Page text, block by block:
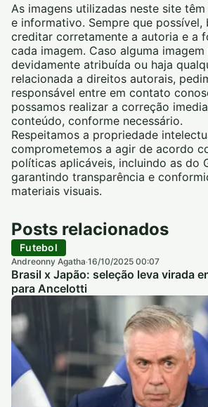
As imagens utilizadas neste site
e informativo. Sempre que possível,
creditar corretamente a autoria e a
cada imagem. Caso alguma imagem
devidamente atribuída ou haja
relacionada a direitos autorais,
responsável entre em contato
possamos realizar a correção
conteúdo, conforme necessário.
Respeitamos a propriedade
comprometemos a agir de acordo
políticas aplicáveis, incluindo as do
garantindo transparência e
materiais visuais.
Posts relacionados
Futebol
Andreonny Agatha·16/10/2025 00:07
Brasil x Japão: seleção leva virada
para Ancelotti